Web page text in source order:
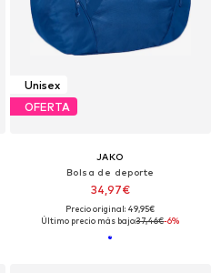
Unisex
OFERTA
JAKO
Bolsa de deporte
34,97€
Precio original: 49,95€
Último precio más bajo:37,46€-6%